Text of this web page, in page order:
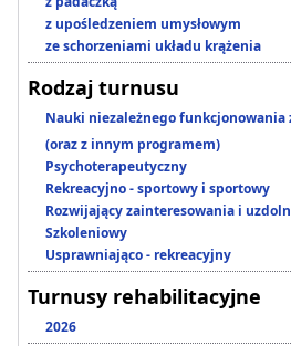
z upośledzeniem umysłowym
ze schorzeniami układu krążenia
Rodzaj turnusu
Nauki niezależnego funkcjonowania
(oraz z innym programem)
Psychoterapeutyczny
Rekreacyjno - sportowy i sportowy
Rozwijający zainteresowania i
Szkoleniowy
Usprawniająco - rekreacyjny
Turnusy rehabilitacyjne
2026